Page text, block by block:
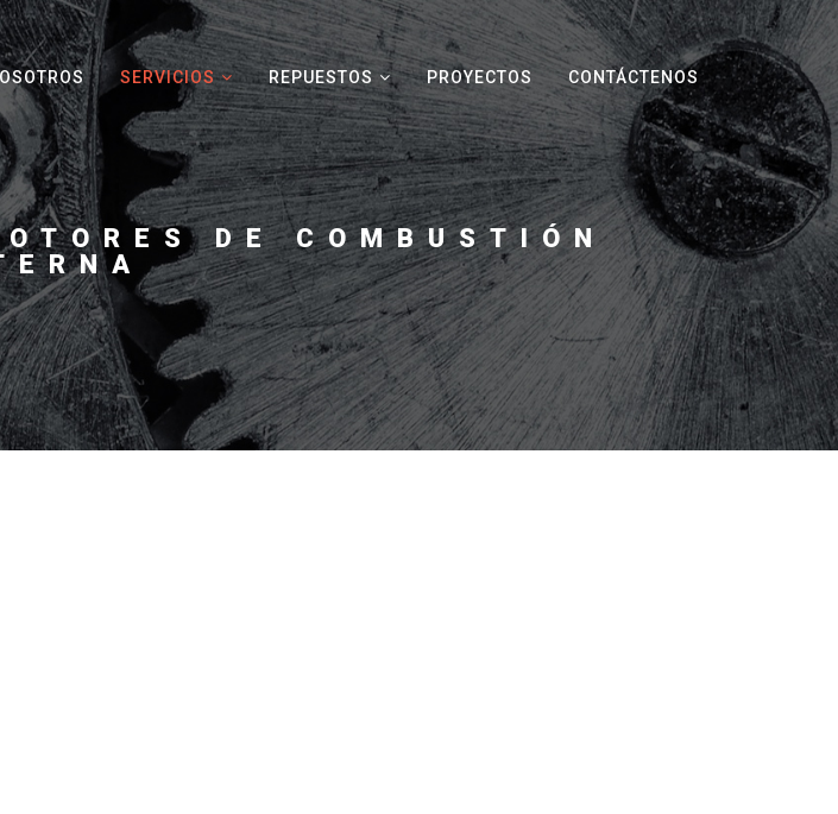
SERVICIOS REPUESTOS PROYECTOS CONTÁCTENOS
DE COMBUSTIÓN